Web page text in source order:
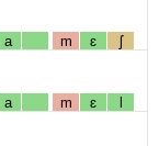
a m ɛ ʃ
a m ɛ l